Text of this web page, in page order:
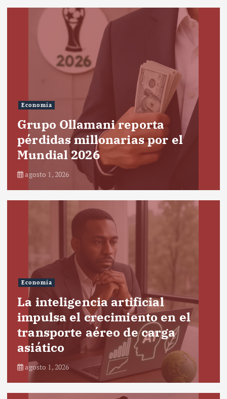
Economía
Grupo Ollamani reporta
pérdidas millonarias por el
Mundial 2026
agosto 1, 2026
Economía
La inteligencia artificial
impulsa el crecimiento en el
transporte aéreo de carga
asiático
agosto 1, 2026